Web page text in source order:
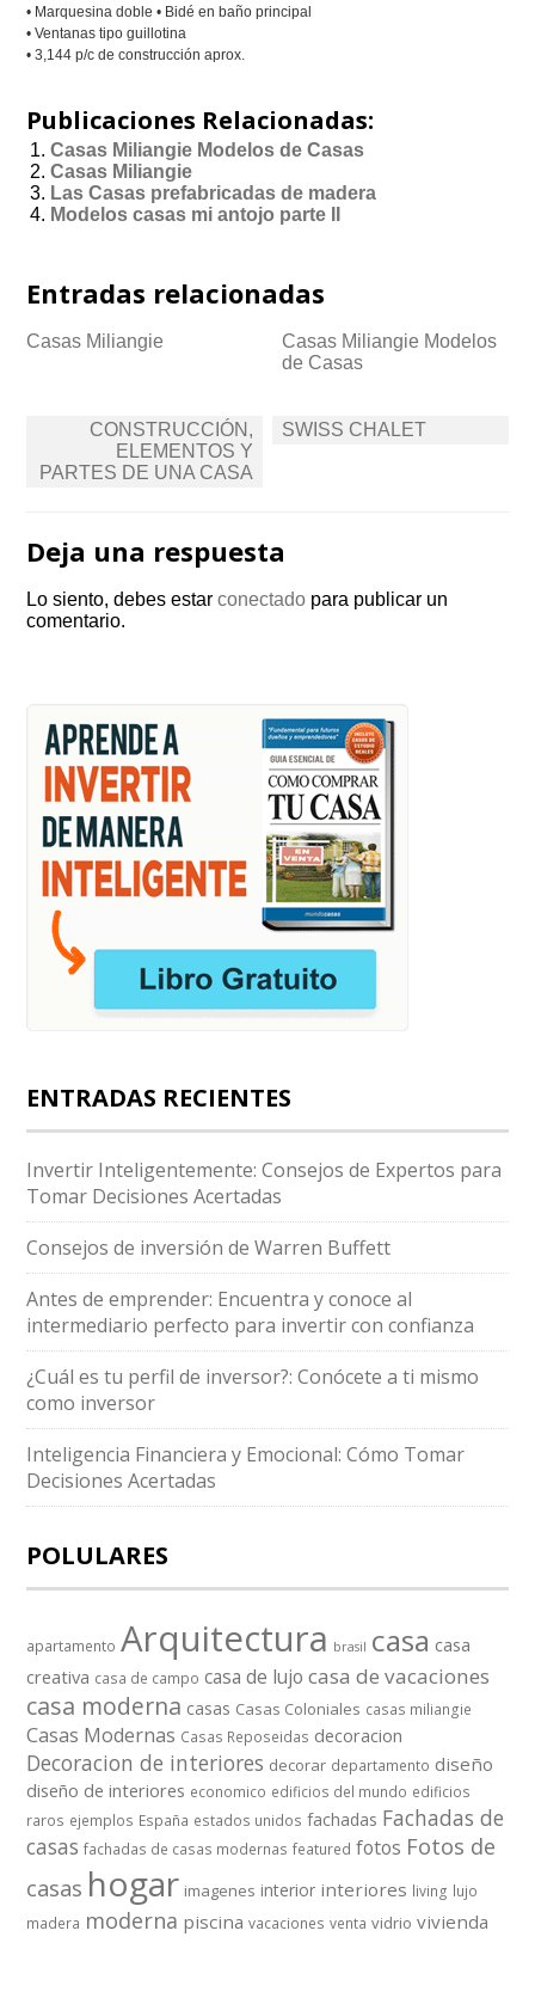
• Marquesina doble • Bidé en baño principal
• Ventanas tipo guillotina
• 3,144 p/c de construcción aprox.
Publicaciones Relacionadas:
Casas Miliangie Modelos de Casas
Casas Miliangie
Las Casas prefabricadas de madera
Modelos casas mi antojo parte II
Entradas relacionadas
Casas Miliangie
Casas Miliangie Modelos
de Casas
Navegación
entradas
CONSTRUCCIÓN,
ELEMENTOS Y
PARTES DE UNA CASA
SWISS CHALET
Deja una respuesta
Lo siento, debes estarconectado para publicar un
comentario.
ENTRADAS RECIENTES
Invertir Inteligentemente: Consejos de Expertos para
Tomar Decisiones Acertadas
Consejos de inversión de Warren Buffett
Antes de emprender: Encuentra y conoce al
intermediario perfecto para invertir con confianza
¿Cuál es tu perfil de inversor?: Conócete a ti mismo
como inversor
Inteligencia Financiera y Emocional: Cómo Tomar
Decisiones Acertadas
POLULARES
apartamento Arquitectura brasil casa casa
creativa casa de campo casa de lujo casa de vacaciones
casa moderna casas Casas Coloniales casas miliangie
Casas Modernas Casas Reposeidas decoracion
Decoracion de interiores decorar departamento diseño
diseño de interiores economico edificios del mundo edificios
raros ejemplos España estados unidos fachadas Fachadas de
casas fachadas de casas modernas featured fotos Fotos de
casas hogar imagenes interior interiores living lujo
madera moderna piscina vacaciones venta vidrio vivienda